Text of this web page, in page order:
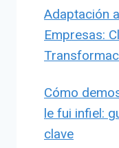
Adaptación
Empresas:
Cómo
le fui infiel:
clave